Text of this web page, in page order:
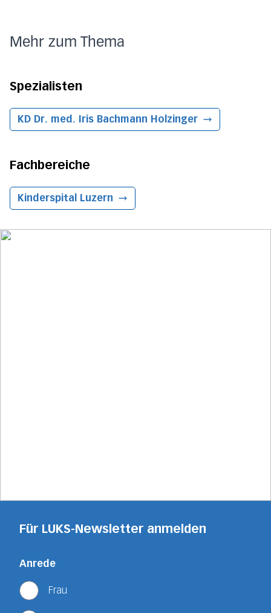
Mehr zum Thema
Spezialisten
KD Dr. med. Iris Bachmann Holzinger
Fachbereiche
Kinderspital Luzern
Für LUKS-Newsletter anmelden
Anrede
Frau